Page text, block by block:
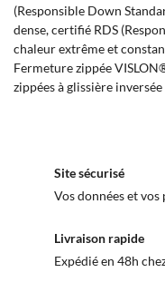
(Responsible Down
dense, certifié RDS
chaleur extrême et
Fermeture zippée
zippées à glissière
Site sécurisé
Vos données et
Livraison rapide
Expédié en 48h